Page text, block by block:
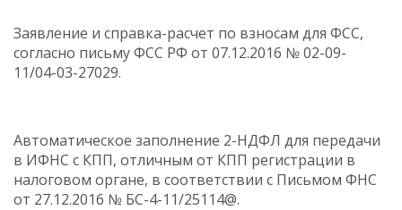
Заявление и справка-расчет по взносам для ФСС,
согласно письму ФСС РФ от 07.12.2016 № 02-09-
11/04-03-27029.
Автоматическое заполнение 2-НДФЛ для передачи
в ИФНС с КПП, отличным от КПП регистрации в
налоговом органе, в соответствии с Письмом ФНС
от 27.12.2016 № БС-4-11/25114@.